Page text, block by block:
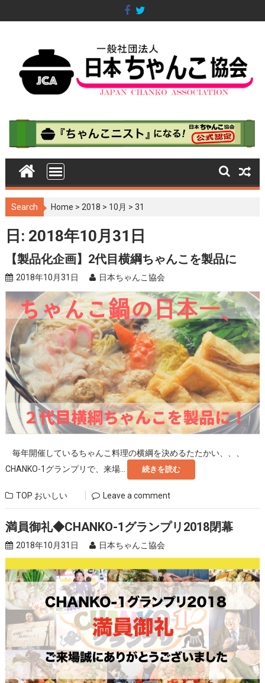
k
Search Home > 2018 > 10月 >31
日: 2018年10月31日
【製品化企画】2代目横綱ちゃんこを製品に
2018年10月31日 日本ちゃんこ協会
毎年開催しているちゃんこ料理の横綱を決めるたたかい、、、
CHANKO-1グランプリで、来場...
続きを読む
TOP おいしい Leave a comment
満員御礼◆CHANKO-1グランプリ2018閉幕
2018年10月31日 日本ちゃんこ協会